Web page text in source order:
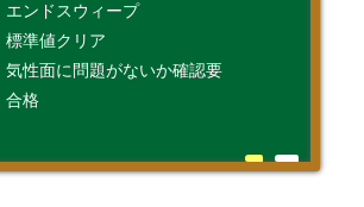
ンドスウィープ
準値クリア
性面に問題がないか確認要
合格